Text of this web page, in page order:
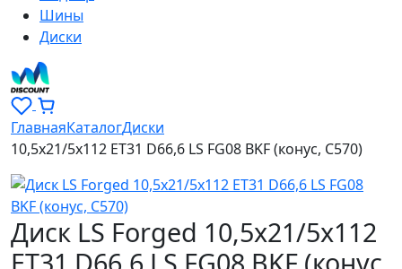
Шины
Диски
ГлавнаяКаталогДиски
10,5x21/5x112 ET31 D66,6 LS FG08 BKF (конус, C570)
Диск LS Forged 10,5x21/5x112